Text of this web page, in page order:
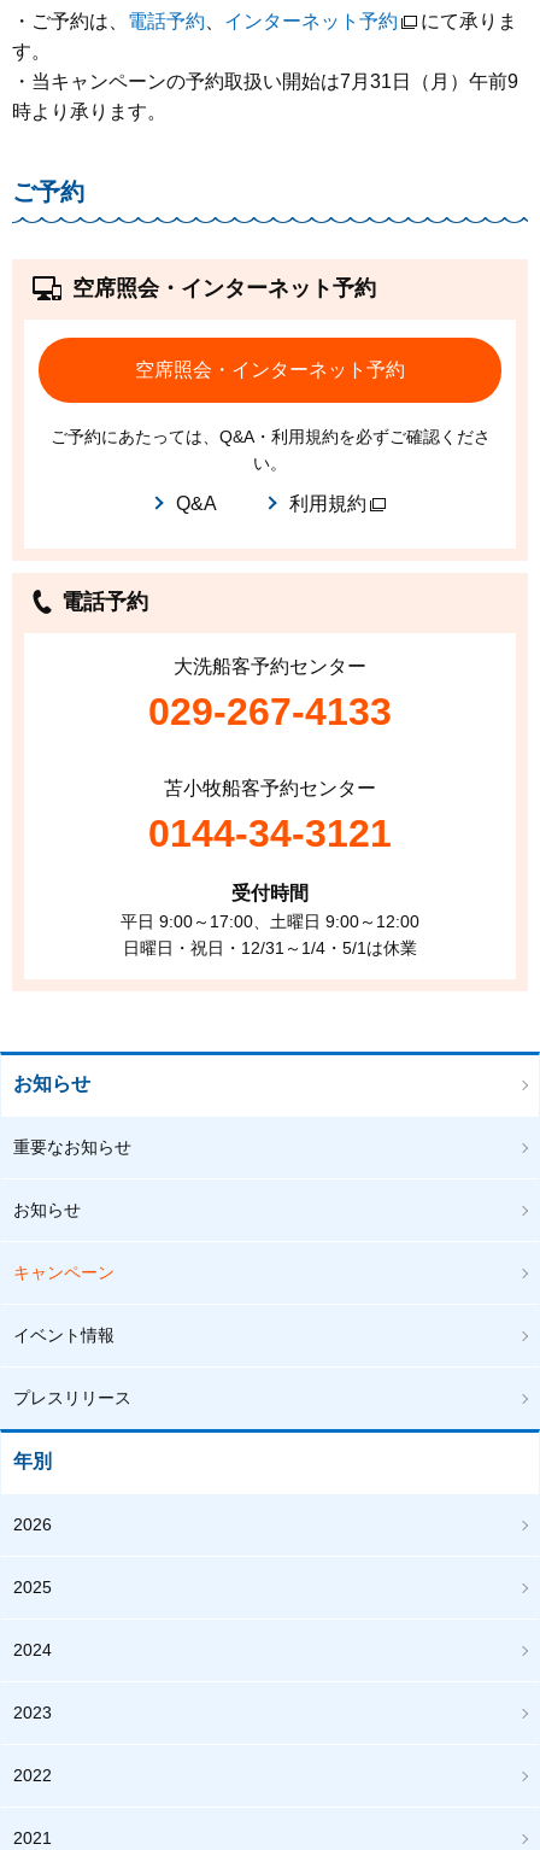
・ご予約は、 電話予約 インターネット予約
にて承りま
す。
・当キャンペーンの予約取扱い開始は7月31日（月）午前9
時より承ります。
ご予約
空席照会・インターネット予約
空席照会・インターネット予約
ご予約にあたっては、Q&A・利用規約を必ずご確認くださ
い。
Q&A 利用規約
電話予約
大洗船客予約センター
029-267-4133
苫小牧船客予約センター
0144-34-3121
受付時間
平日 9:00～17:00、土曜日 9:00～12:00
日曜日・祝日・12/31～1/4・5/1は休業
お知らせ
重要なお知らせ
お知らせ
キャンペーン
イベント情報
プレスリリース
年別
2026
2025
2024
2023
2022
2021